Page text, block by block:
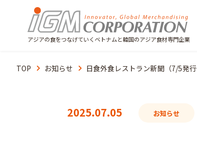
アジアの食をつなげていくベトナムと韓国のアジア食材専門企業
TOP お知らせ 日食外食レストラン新聞（7/5発
2025.07.05 お知らせ